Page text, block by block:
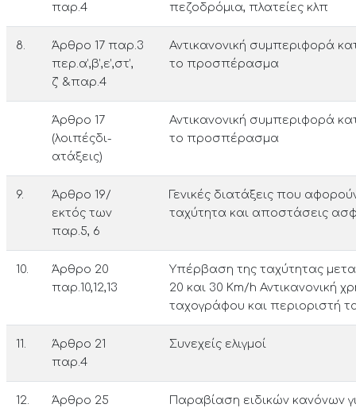
παρ.4
πεζοδρόμια, πλατείες κλπ
8.
Άρθρο 17 παρ.3
περ.α’,β’,ε’,στ’,
ζ’ &παρ.4
Αντικανονική συμπεριφορά
το προσπέρα­σμα
Άρθρο 17
(λοιπέςδι­
ατάξεις)
Αντικανονική συμπεριφορά
το προσπέρα­σμα
9.
Άρθρο 19/
εκτός των
παρ.5, 6
Γενικές διατάξεις που
ταχύτητα και αποστάσεις
10.
Άρθρο 20
παρ.10,12,13
Υπέρβαση της ταχύτητας
20 και 30 Km/h Αντικανονική
ταχογράφου και περι­οριστή
11.
Άρθρο 21
παρ.4
Συνεχείς ελιγμοί
12. Άρθρο 25 Παραβίαση ειδικών κανόνων